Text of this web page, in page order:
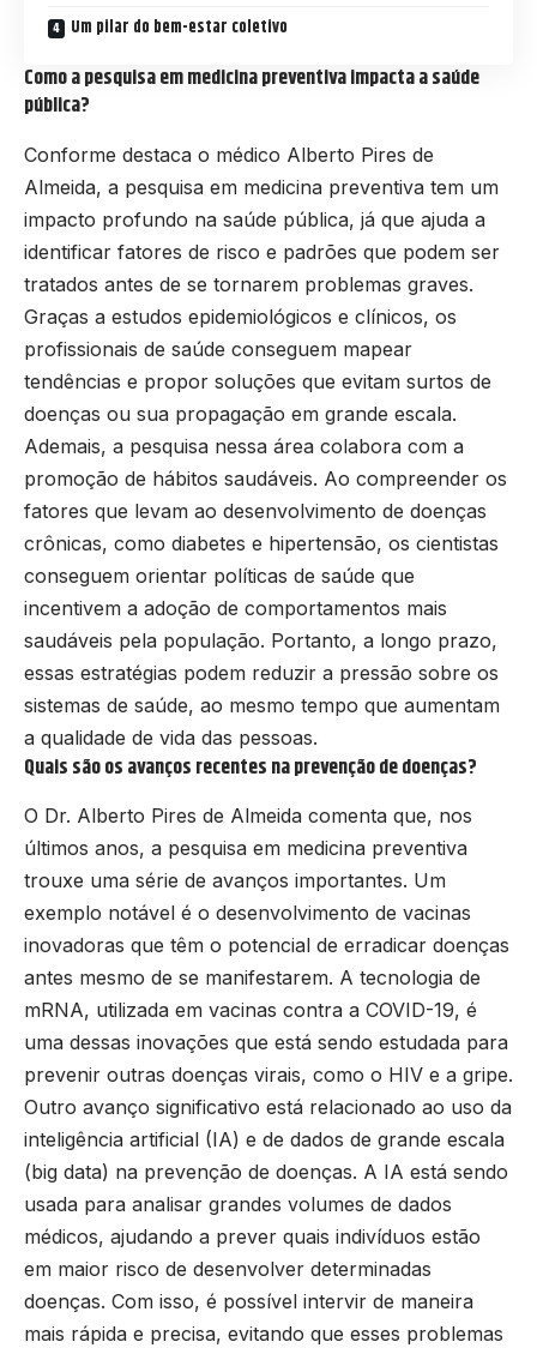
Um pilar do bem-estar coletivo
Como a pesquisa em medicina preventiva impacta a saúde
pública?
Conforme destaca o médico Alberto Pires de
Almeida, a pesquisa em medicina preventiva tem um
impacto profundo na saúde pública, já que ajuda a
identificar fatores de risco e padrões que podem ser
tratados antes de se tornarem problemas graves.
Graças a estudos epidemiológicos e clínicos, os
profissionais de saúde conseguem mapear
tendências e propor soluções que evitam surtos de
doenças ou sua propagação em grande escala.
Ademais, a pesquisa nessa área colabora com a
promoção de hábitos saudáveis. Ao compreender os
fatores que levam ao desenvolvimento de doenças
crônicas, como diabetes e hipertensão, os cientistas
conseguem orientar políticas de saúde que
incentivem a adoção de comportamentos mais
saudáveis pela população. Portanto, a longo prazo,
essas estratégias podem reduzir a pressão sobre os
sistemas de saúde, ao mesmo tempo que aumentam
a qualidade de vida das pessoas.
Quais são os avanços recentes na prevenção de doenças?
O Dr. Alberto Pires de Almeida comenta que, nos
últimos anos, a pesquisa em medicina preventiva
trouxe uma série de avanços importantes. Um
exemplo notável é o desenvolvimento de vacinas
inovadoras que têm o potencial de erradicar doenças
antes mesmo de se manifestarem. A tecnologia de
mRNA, utilizada em vacinas contra a COVID-19, é
uma dessas inovações que está sendo estudada para
prevenir outras doenças virais, como o HIV e a gripe.
Outro avanço significativo está relacionado ao uso da
inteligência artificial (IA) e de dados de grande escala
(big data) na prevenção de doenças. A IA está sendo
usada para analisar grandes volumes de dados
médicos, ajudando a prever quais indivíduos estão
em maior risco de desenvolver determinadas
doenças. Com isso, é possível intervir de maneira
mais rápida e precisa, evitando que esses problemas